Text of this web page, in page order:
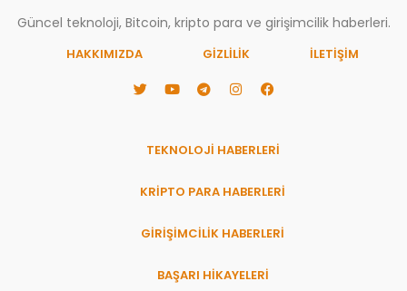
Güncel teknoloji, Bitcoin, kripto para ve girişimcilik haberleri.
HAKKIMIZDA GIZLILIK İLETİŞİM
TEKNOLOJİ HABERLERİ
KRİPTO PARA HABERLERİ
GİRİŞİMCİLİK HABERLERİ
BAŞARI HIKAYELERI